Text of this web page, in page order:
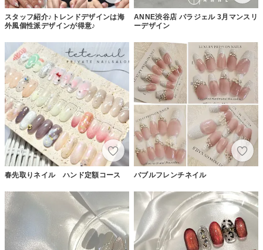
スタッフ紹介♪トレンドデザインは海
外風個性派デザインが得意♪
ANNE渋谷店 パラジェル 3月マンスリ
ーデザイン
春先取りネイル ハンド定額コース バブルフレンチネイル